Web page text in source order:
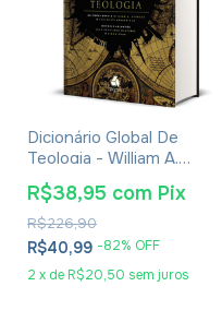
Dicionário Global De
Teologia - William A.
Dyrness
R$40,99 -82% OFF
2 x de R$20,50 sem juros
R$226,90
R$38,95 com Pix